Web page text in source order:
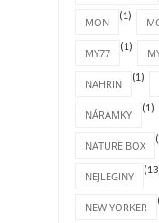
MON
(1)
MY77
(1)
NAHRIN
(1)
NÁRAMKY
(1)
NATURE BOX
NEJLEGINY
NEW YORKER